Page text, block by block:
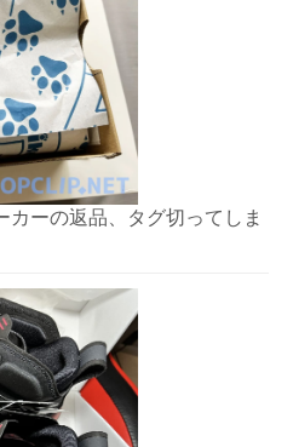
カーの返品、タグ切ってしま